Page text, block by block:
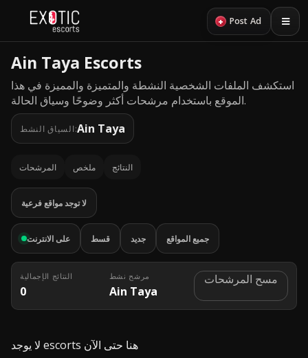
+ Post Ad
Ain Taya Escorts
استكشف الملفات الشخصية النشطة والمتميزة والمميزة في هذا
الموقع باستخدام مرشحات أكثر وضوحًا وسياق الحالة.
السياق النشط:Ain Taya
المرشحات ملخص النتائج
لا توجد مواقع فرعية
على الانترنت قسط جديد جميع المواقع
النتائج الإجمالية
0
مرشح نشط
Ain Taya
مسح المرشحات
لا يوجد escorts هنا حتى الآن